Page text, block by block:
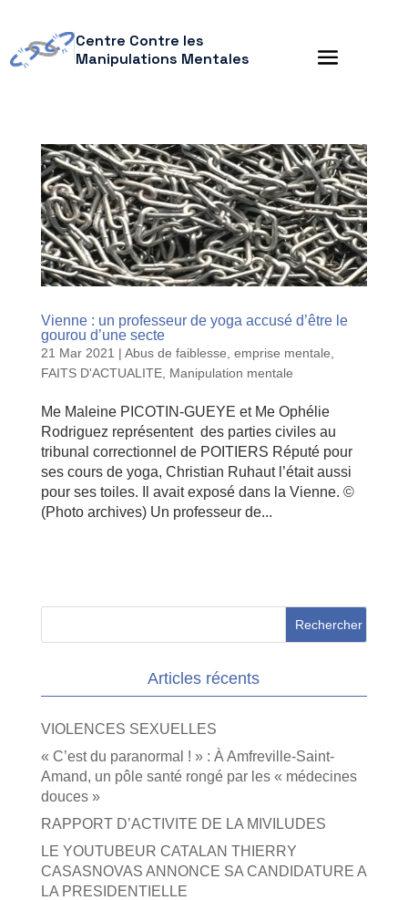
Centre Contre les
Manipulations Mentales
Vienne : un professeur de yoga accusé d’être le
gourou d’une secte
21 Mar 2021 | Abus de faiblesse emprise mentale
FAITS D'ACTUALITE, Manipulation mentale
Me Maleine PICOTIN-GUEYE et Me Ophélie
Rodriguez représentent des parties civiles au
tribunal correctionnel de POITIERS Réputé pour
ses cours de yoga, Christian Ruhaut l’était aussi
pour ses toiles. Il avait exposé dans la Vienne. ©
(Photo archives) Un professeur de...
Articles récents
VIOLENCES SEXUELLES
« C’est du paranormal ! » : À Amfreville-Saint-
Amand, un pôle santé rongé par les « médecines
douces »
RAPPORT D’ACTIVITE DE LA MIVILUDES
LE YOUTUBEUR CATALAN THIERRY
CASASNOVAS ANNONCE SA CANDIDATURE A
LA PRESIDENTIELLE